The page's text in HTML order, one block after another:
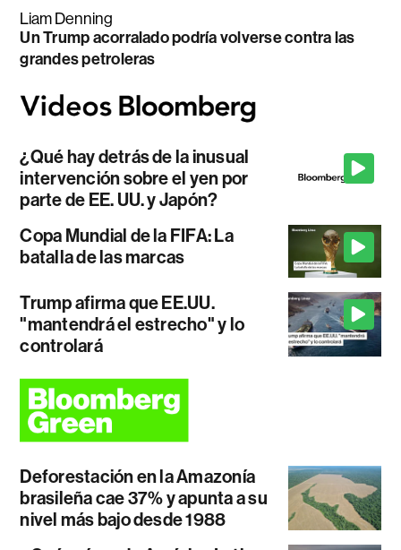
Liam Denning
Un Trump acorralado podría volverse contra las
grandes petroleras
¿Qué hay detrás de la inusual
intervención sobre el yen por
parte de EE. UU. y Japón?
Copa Mundial de la FIFA: La
batalla de las marcas
Trump afirma que EE.UU.
"mantendrá el estrecho" y lo
controlará
Deforestación en la Amazonía
brasileña cae 37% y apunta a su
nivel más bajo desde 1988